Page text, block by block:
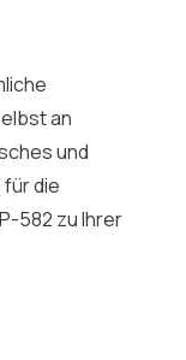
an
und
die
582 zu Ihrer